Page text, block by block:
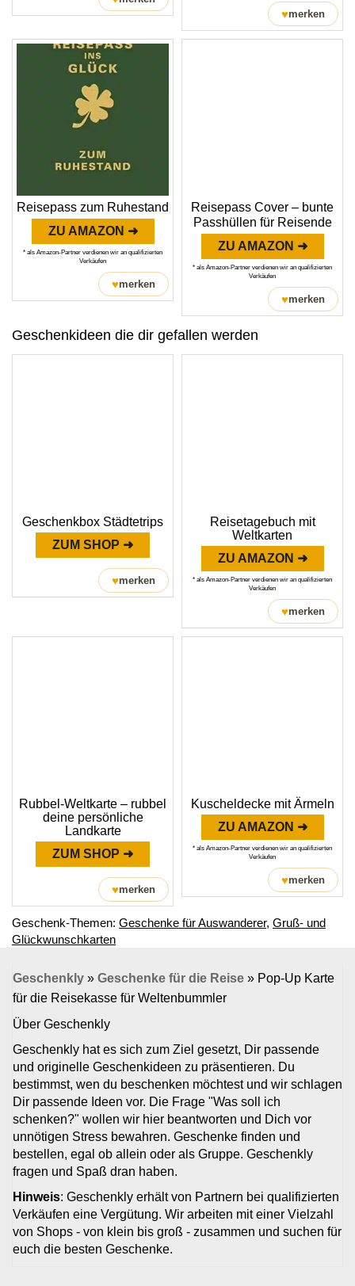
♥merken
Reisepass zum Ruhestand
ZU AMAZON ➜
* als Amazon-Partner verdienen wir an qualifizierten
Verkäufen
♥merken
Reisepass Cover – bunte
Passhüllen für Reisende
ZU AMAZON ➜
* als Amazon-Partner verdienen wir an qualifizierten
Verkäufen
♥merken
Geschenkideen die dir gefallen werden
Geschenkbox Städtetrips
ZUM SHOP ➜
♥merken
Reisetagebuch mit
Weltkarten
ZU AMAZON ➜
* als Amazon-Partner verdienen wir an qualifizierten
Verkäufen
♥merken
Rubbel-Weltkarte – rubbel
deine persönliche
Landkarte
ZUM SHOP ➜
♥merken
Kuscheldecke mit Ärmeln
ZU AMAZON ➜
* als Amazon-Partner verdienen wir an qualifizierten
Verkäufen
♥merken
Geschenk-Themen: Geschenke für Auswanderer, Gruß- und
Glückwunschkarten
Geschenkly » Geschenke für die Reise » Pop-Up Karte
für die Reisekasse für Weltenbummler
Über Geschenkly
Geschenkly hat es sich zum Ziel gesetzt, Dir passende
und originelle Geschenkideen zu präsentieren. Du
bestimmst, wen du beschenken möchtest und wir schlagen
Dir passende Ideen vor. Die Frage "Was soll ich
schenken?" wollen wir hier beantworten und Dich vor
unnötigen Stress bewahren. Geschenke finden und
bestellen, egal ob allein oder als Gruppe. Geschenkly
fragen und Spaß dran haben.
Hinweis: Geschenkly erhält von Partnern bei qualifizierten
Verkäufen eine Vergütung. Wir arbeiten mit einer Vielzahl
von Shops - von klein bis groß - zusammen und suchen für
euch die besten Geschenke.